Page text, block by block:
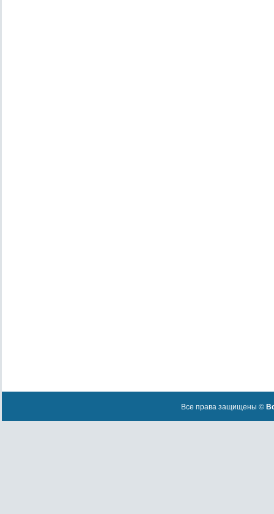
Все права защищены ©